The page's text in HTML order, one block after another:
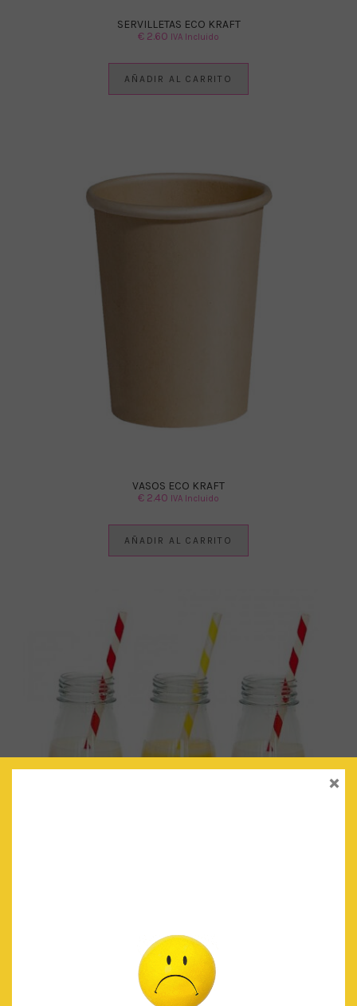
SERVILLETAS ECO KRAFT
€ 2.60 IVA Incluido
AÑADIR AL CARRITO
VASOS ECO KRAFT
€ 2.40 IVA Incluido
AÑADIR AL CARRITO
BOTELLITAS DE PLÁSTICO
€0.90 IVA Incluido
AÑADIR AL CARRITO
×